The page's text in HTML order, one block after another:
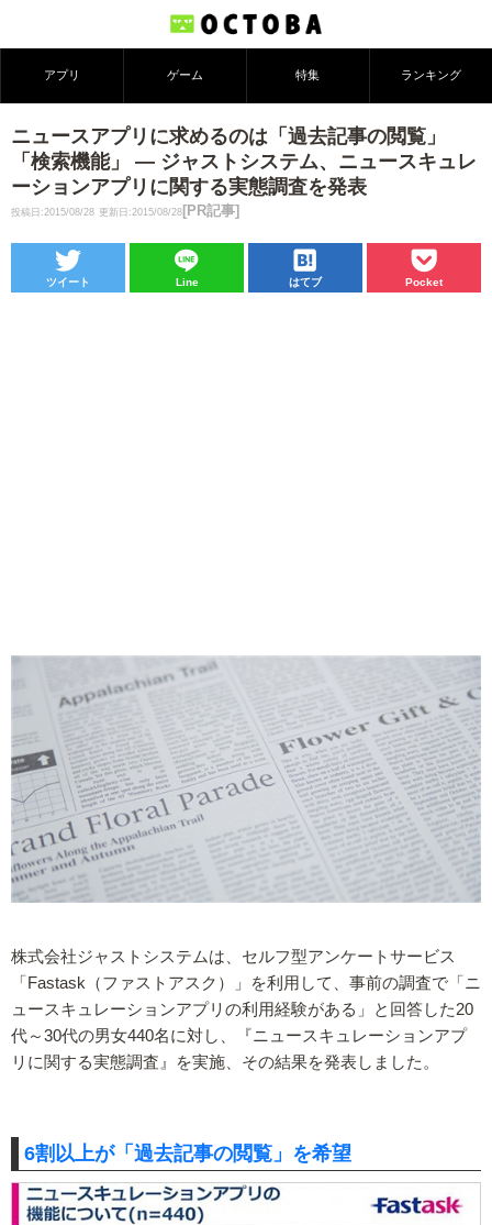
アプリ ゲーム 特集 ランキング
ニュースアプリに求めるのは「過去記事の閲覧」
「検索機能」 ― ジャストシステム、ニュースキュレ
ーションアプリに関する実態調査を発表
投稿日:2015/08/28 更新日:2015/08/28 [PR記事]
ツイート Line はてブ Pocket
株式会社ジャストシステムは、セルフ型アンケートサービス
「Fastask（ファストアスク）」を利用して、事前の調査で「ニ
ュースキュレーションアプリの利用経験がある」と回答した20
代～30代の男女440名に対し、『ニュースキュレーションアプ
リに関する実態調査』を実施、その結果を発表しました。
6割以上が「過去記事の閲覧」を希望